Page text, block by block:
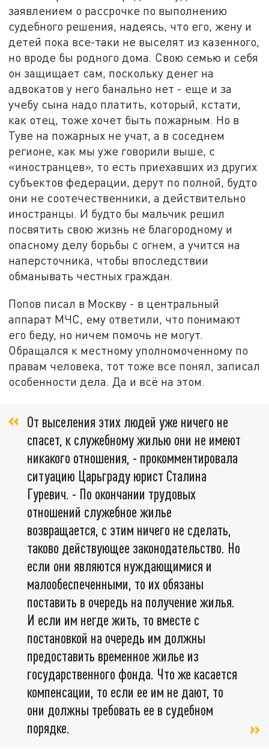
заявлением о рассрочке по выполнению
судебного решения, надеясь, что его, жену и
детей пока все-таки не выселят из казенного,
но вроде бы родного дома. Свою семью и себя
он защищает сам, поскольку денег на
адвокатов у него банально нет - еще и за
учебу сына надо платить, который, кстати,
как отец, тоже хочет быть пожарным. Но в
Туве на пожарных не учат, а в соседнем
регионе, как мы уже говорили выше, с
«иностранцев», то есть приехавших из других
субъектов федерации, дерут по полной, будто
они не соотечественники, а действительно
иностранцы. И будто бы мальчик решил
посвятить свою жизнь не благородному и
опасному делу борьбы с огнем, а учится на
наперсточника, чтобы впоследствии
обманывать честных граждан.
Попов писал в Москву - в центральный
аппарат МЧС, ему ответили, что понимают
его беду, но ничем помочь не могут.
Обращался к местному уполномоченному по
правам человека, тот тоже все понял, записал
особенности дела. Да и всё на этом.
От выселения этих людей уже ничего не
спасет, к служебному жилью они не имеют
никакого отношения, - прокомментировала
ситуацию Царьграду юрист Сталина
Гуревич. - По окончании трудовых
отношений служебное жилье
возвращается, с этим ничего не сделать,
таково действующее законодательство. Но
если они являются нуждающимися и
малообеспеченными, то их обязаны
поставить в очередь на получение жилья.
И если им негде жить, то вместе с
постановкой на очередь им должны
предоставить временное жилье из
государственного фонда. Что же касается
компенсации, то если ее им не дают, то
они должны требовать ее в судебном
порядке.